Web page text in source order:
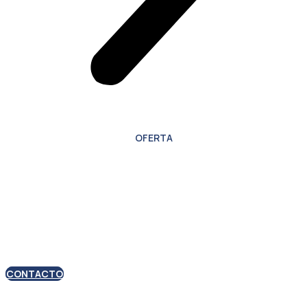
OFERTA
CONTACTO